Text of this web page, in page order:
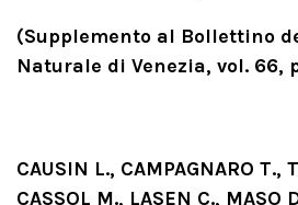
(Supplemento al Bollettino
Naturale di Venezia, vol. 66,
CAUSIN L., CAMPAGNARO T.,
CASSOL M., LASEN C., MASO